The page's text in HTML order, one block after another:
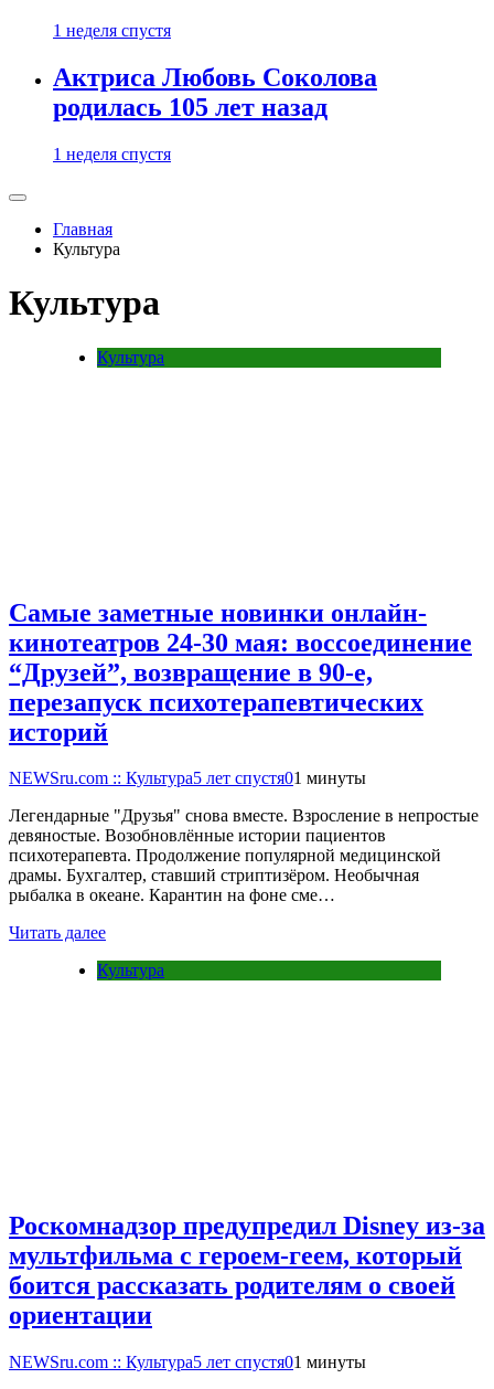
1 неделя спустя
Актриса Любовь Соколова
родилась 105 лет назад
1 неделя спустя
Главная
Культура
Культура
Культура
Самые заметные новинки онлайн-
кинотеатров 24-30 мая: воссоединение
“Друзей”, возвращение в 90-е,
перезапуск психотерапевтических
историй
NEWSru.com :: Культура5 лет спустя01 минуты
Легендарные "Друзья" снова вместе. Взросление в непростые
девяностые. Возобновлённые истории пациентов
психотерапевта. Продолжение популярной медицинской
драмы. Бухгалтер, ставший стриптизёром. Необычная
рыбалка в океане. Карантин на фоне сме…
Читать далее
Культура
Роскомнадзор предупредил Disney из-за
мультфильма c героем-геем, который
боится рассказать родителям о своей
ориентации
NEWSru.com :: Культура5 лет спустя01 минуты